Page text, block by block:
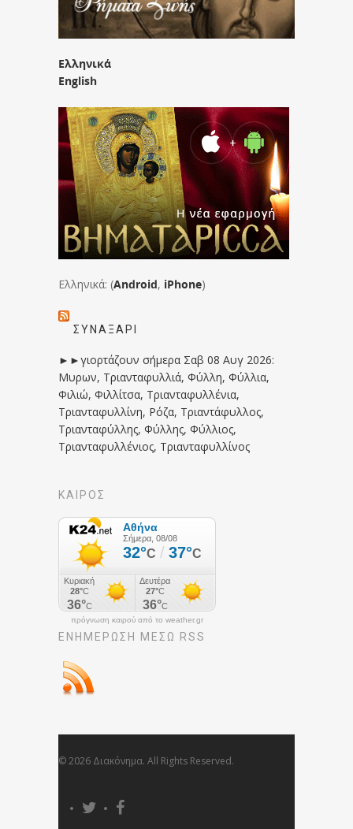
Ελληνικά
English
Ελληνικά: (Android, iPhone)
ΣΥΝΑΞΆΡΙ
►►γιορτάζουν σήμερα Σαβ 08 Αυγ 2026:
Μυρων, Τριανταφυλλιά, Φύλλη, Φύλλια,
Φιλιώ, Φιλλίτσα, Τριανταφυλλένια,
Τριανταφυλλίνη, Ρόζα, Τριαντάφυλλος,
Τριανταφύλλης, Φύλλης, Φύλλιος,
Τριανταφυλλένιος, Τριανταφυλλίνος
ΚΑΙΡΟΣ
πρόγνωση καιρού από το weather.gr
ΕΝΗΜΈΡΩΣΉ ΜΕΣΩ RSS
© 2026 Διακόνημα. All Rights Reserved.